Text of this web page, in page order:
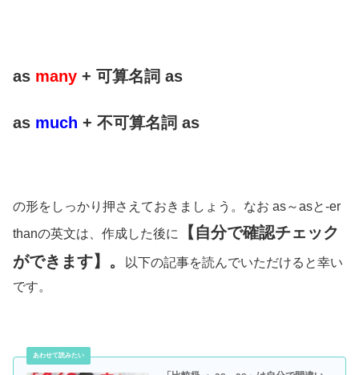
as many + 可算名詞 as
as much + 不可算名詞 as
の形をしっかり押さえておきましょう。なお as～asと-er
thanの英文は、作成した後に
【自分で確認チェック
ができます】。
以下の記事を読んでいただけると幸い
です。